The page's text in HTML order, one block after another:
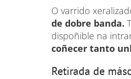
O varrido
de dobre banda.
dispoñible na
coñecer tanto
Retirada de